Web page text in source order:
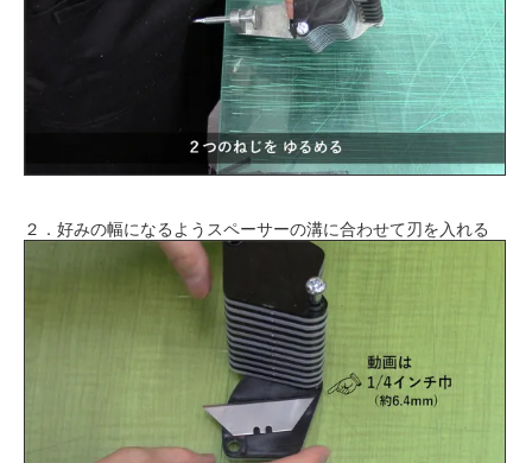
２．好みの幅になるようスペーサーの溝に合わせて刃を入れる